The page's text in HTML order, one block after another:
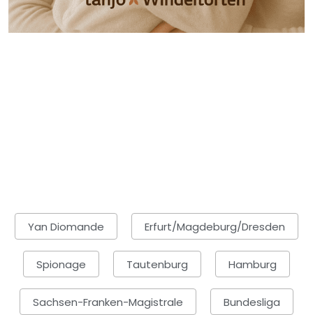
Yan Diomande Erfurt/Magdeburg/Dresden
Spionage Tautenburg Hamburg
Sachsen-Franken-Magistrale Bundesliga